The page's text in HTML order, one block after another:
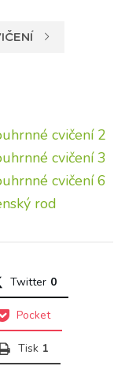
cvičení 2
cvičení 3
cvičení 6
rod
Twitter 0
Pocket
Tisk 1